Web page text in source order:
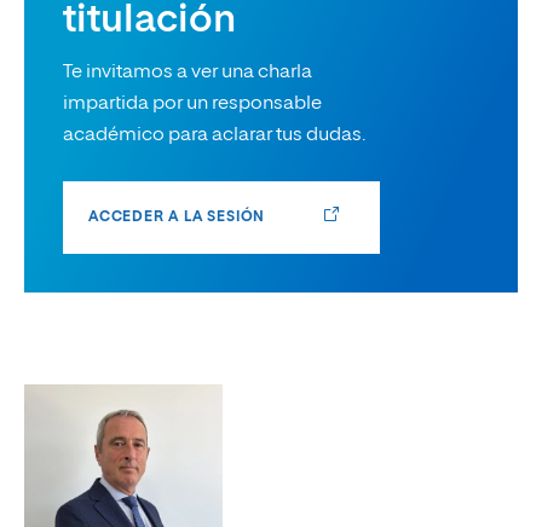
titulación
Te invitamos a ver una charla
impartida por un responsable
académico para aclarar tus dudas.
ACCEDER A LA SESIÓN